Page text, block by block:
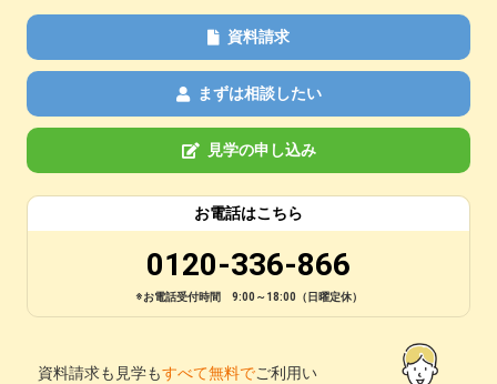
資料請求
まずは相談したい
見学の申し込み
お電話はこちら
0120-336-866
※お電話受付時間 9:00～18:00（日曜定休）
資料請求も見学もすべて無料でご利用い